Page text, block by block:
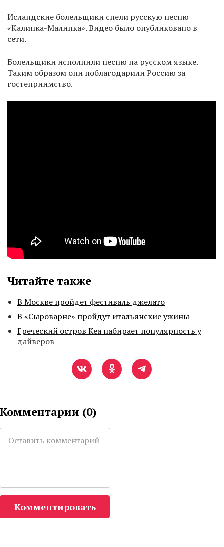
Исландские болельщики спели русскую песню
«Калинка-Малинка». Видео было опубликовано в
сети.
Болельщики исполнили песню на русском языке.
Таким образом они поблагодарили Россию за
гостеприимство.
Читайте также
В Москве пройдет фестиваль джелато
В «Сыроварне» пройдут итальянские ужины
Греческий остров Кеа набирает популярность у
дайверов
Комментарии (0)
Комментировать